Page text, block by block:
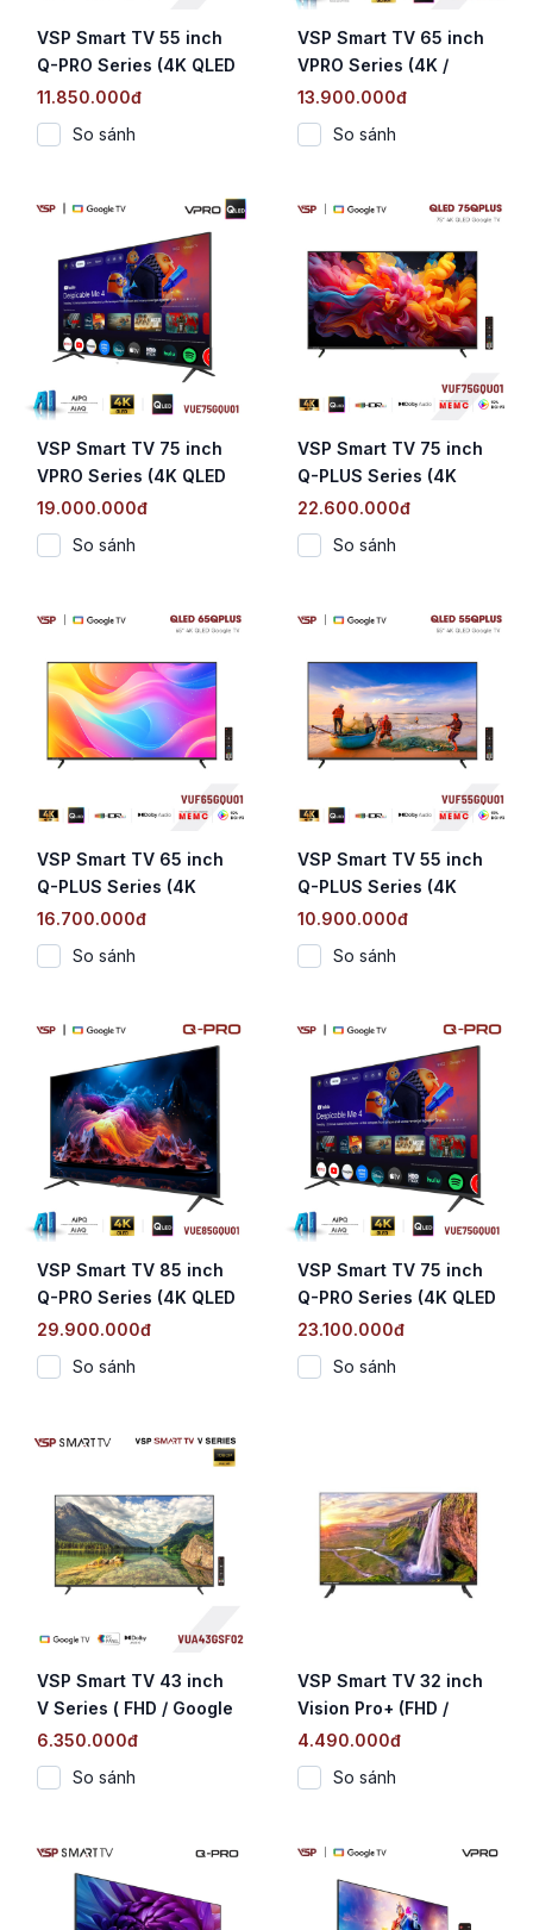
VSP Smart TV 55 inch
Q-PRO Series (4K QLED
/ Google TV / AiPQ /
AiAQ Karaoke)
11.850.000đ
So sánh
VSP Smart TV 65 inch
VPRO Series (4K /
Google TV / AiPQ / AiAQ
Karaoke)
13.900.000đ
So sánh
VSP Smart TV 75 inch
VPRO Series (4K QLED
/ Google TV / AiPQ /
AiAQ Karaoke)
19.000.000đ
So sánh
VSP Smart TV 75 inch
Q-PLUS Series (4K
QLED / Google TV /
HDR10 / MEMC / DVB-
T2)
22.600.000đ
So sánh
VSP Smart TV 65 inch
Q-PLUS Series (4K
QLED / Google TV /
HDR10 / MEMC / DVB-
T2)
16.700.000đ
So sánh
VSP Smart TV 55 inch
Q-PLUS Series (4K
QLED / Google TV /
HDR10 / MEMC / DVB-
T2)
10.900.000đ
So sánh
VSP Smart TV 85 inch
Q-PRO Series (4K QLED
/ Google TV / AiPQ /
AiAQ Karaoke)
29.900.000đ
So sánh
VSP Smart TV 75 inch
Q-PRO Series (4K QLED
/ Google TV / AiPQ /
AiAQ Karaoke)
23.100.000đ
So sánh
VSP Smart TV 43 inch
V Series ( FHD / Google
TV / DVB-T2)
6.350.000đ
So sánh
VSP Smart TV 32 inch
Vision Pro+ (FHD /
Google TV / Dolby
Digital / DVB-T2)
4.490.000đ
So sánh